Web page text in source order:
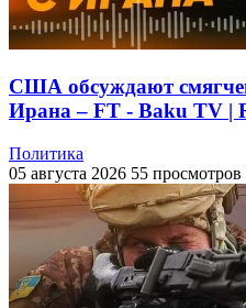
США обсуждают
Ирана – FT - Baku TV |
Политика
05 августа 2026 55 просмотров